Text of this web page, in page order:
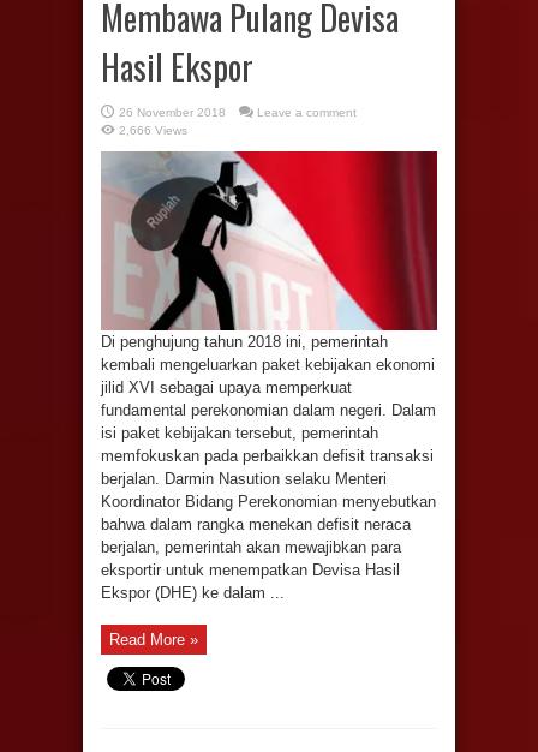
Membawa Pulang Devisa
Hasil Ekspor
26 November 2018
Leave a comment
2,666 Views
Di penghujung tahun 2018 ini, pemerintah
kembali mengeluarkan paket kebijakan ekonomi
jilid XVI sebagai upaya memperkuat
fundamental perekonomian dalam negeri. Dalam
isi paket kebijakan tersebut, pemerintah
memfokuskan pada perbaikkan defisit transaksi
berjalan. Darmin Nasution selaku Menteri
Koordinator Bidang Perekonomian menyebutkan
bahwa dalam rangka menekan defisit neraca
berjalan, pemerintah akan mewajibkan para
eksportir untuk menempatkan Devisa Hasil
Ekspor (DHE) ke dalam ...
Read More »